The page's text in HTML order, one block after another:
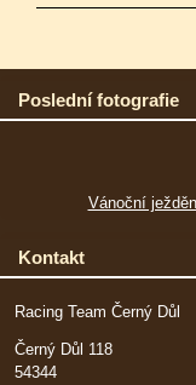
Poslední fotografie
Vánoční
Kontakt
Racing Team Černý Důl
Černý Důl 118
54344